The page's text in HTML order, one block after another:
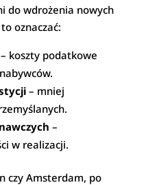
do wdrożenia nowych
oznaczać:
– koszty podatkowe
– mniej
–
w realizacji.
czy Amsterdam, po